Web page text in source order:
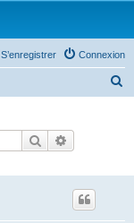
Connexion
S’enregistrer
Rechercher